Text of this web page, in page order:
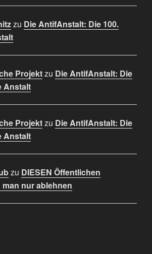
zu Die AntifAnstalt: Die 100.
Projektzu Die AntifAnstalt: Die
Anstalt
Projektzu Die AntifAnstalt: Die
Anstalt
zu DIESEN Öffentlichen
nur ablehnen